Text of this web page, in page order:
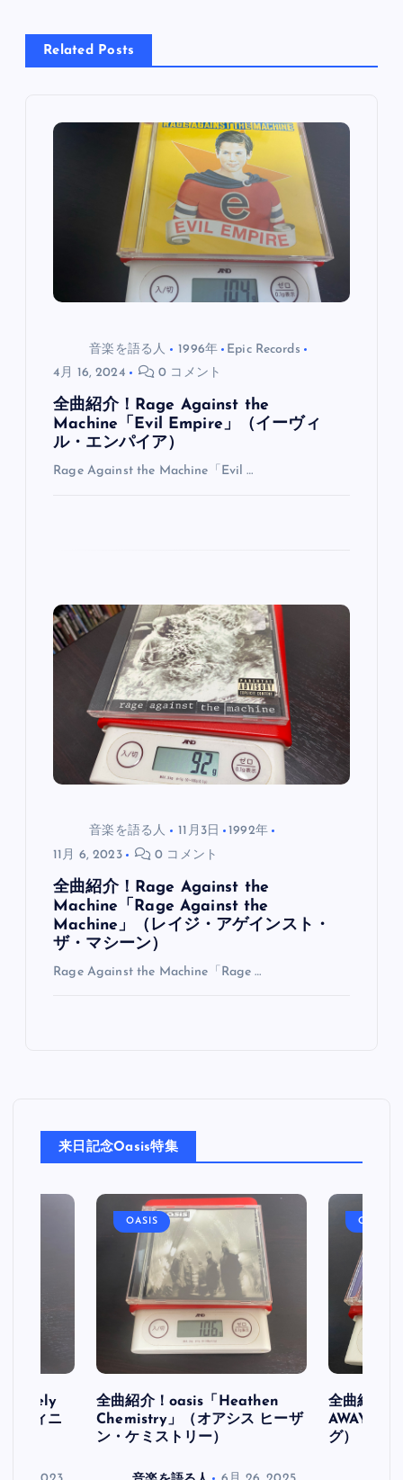
ビ
ゲRelated Posts
音楽を語る人 1996年
Epic Records
4月 16, 2024
0 コメント
全曲紹介！Rage Against the
Machine「Evil Empire」（イーヴィ
ル・エンパイア）
Rage Against the Machine「Evil …
音楽を語る人 11月3日
1992年
11月 6, 2023
0 コメント
全曲紹介！Rage Against the
Machine「Rage Against the
Machine」（レイジ・アゲインスト・
ザ・マシーン）
Rage Against the Machine「Rage …
来日記念Oasis特集
フィニ
OASIS
全曲紹介！oasis「Heathen
Chemistry」（オアシス ヒーザ
ン・ケミストリー）
OASIS
全曲紹介
AWAY」
グ）